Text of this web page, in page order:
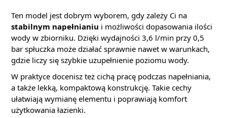
Ten model jest dobrym wyborem, gdy zależy Ci na
stabilnym napełnianiu i możliwości dopasowania ilości
wody w zbiorniku. Dzięki wydajności 3,6 l/min przy 0,5
bar spłuczka może działać sprawnie nawet w warunkach,
gdzie liczy się szybkie uzupełnienie poziomu wody.
W praktyce docenisz też cichą pracę podczas napełniania,
a także lekką, kompaktową konstrukcję. Takie cechy
ułatwiają wymianę elementu i poprawiają komfort
użytkowania łazienki.